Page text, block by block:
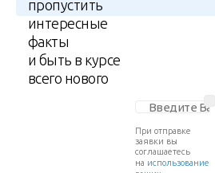
пропустить
интересные
факты
и быть в курсе
всего нового
При отправке
заявки вы
соглашаетесь
на использование